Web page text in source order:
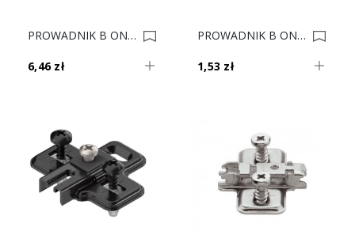
PROWADNIK B ONYKS CLIP 175H9190 H-9 0035429
6,46 zł
PROWADNIK B ONYKS CLIP 173L6130 H-3 V500 0034166
1,53 zł